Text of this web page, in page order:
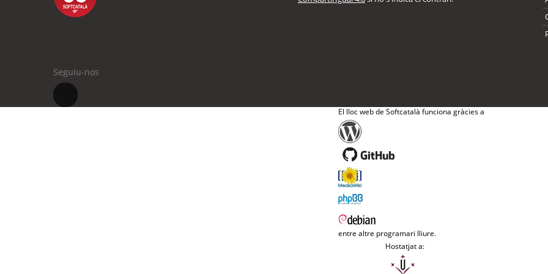
Seguiu-nos
El lloc web de Softcatalà funciona gràcies a
entre altre programari lliure.
Hostatjat a: